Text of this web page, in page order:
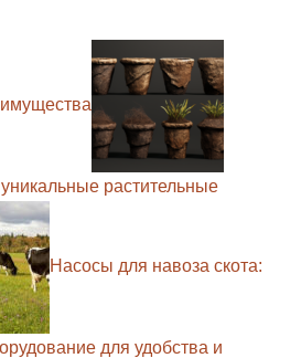
растительные
Насосы для навоза скота:
для удобства и